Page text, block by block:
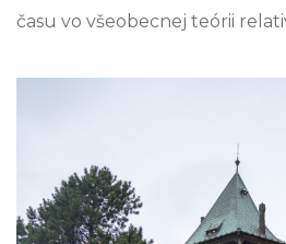
času vo všeobecnej teórii